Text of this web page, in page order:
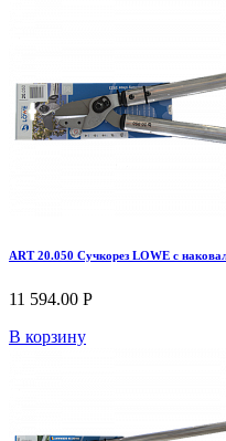
ART 20.050 Сучкорез LOWE с
11 594.00 Р
В корзину